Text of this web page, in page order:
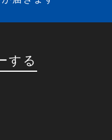
する